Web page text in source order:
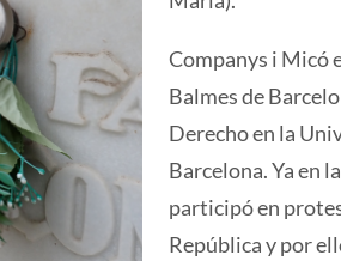
Companys i Micó
Balmes de
Derecho en la
Barcelona. Ya en
participó en
República y por